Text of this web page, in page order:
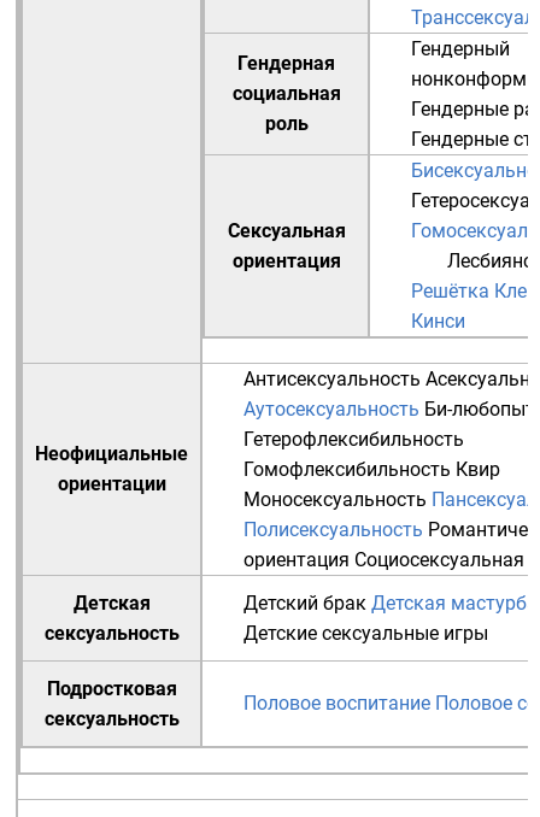
Гендерная
социальная
роль
Гендерный
Гендерные
Гендерные
Сексуальная
ориентация
Решётка
Кинси
Неофициальные
ориентации
Антисексуальность
Аутосексуальность Би-
Гетерофлексибильность
Гомофлексибильность Квир
Моносексуальность
Полисексуальность
ориентация Социосексуальная
Детская
сексуальность
Детский брак Детская
Детские сексуальные игры
Подростковая
сексуальность
Половое воспитание Половое